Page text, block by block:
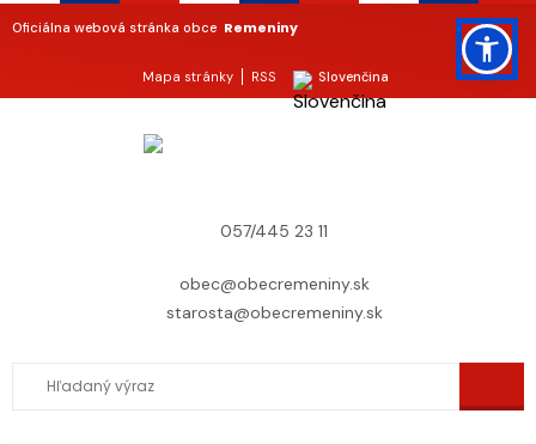
Oficiálna webová stránka obce Remeniny
Mapa stránky RSS Slovenčina
057/445 23 11
obec@obecremeniny.sk
starosta@obecremeniny.sk